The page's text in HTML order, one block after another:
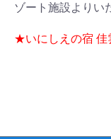
ゾート施設よりい
★いにしえの宿